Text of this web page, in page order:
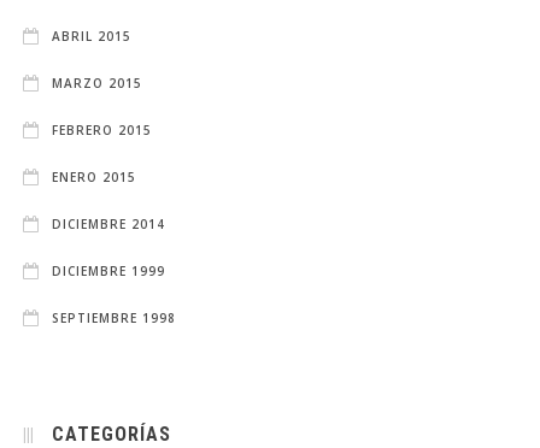
ABRIL 2015
MARZO 2015
FEBRERO 2015
ENERO 2015
DICIEMBRE 2014
DICIEMBRE 1999
SEPTIEMBRE 1998
CATEGORÍAS